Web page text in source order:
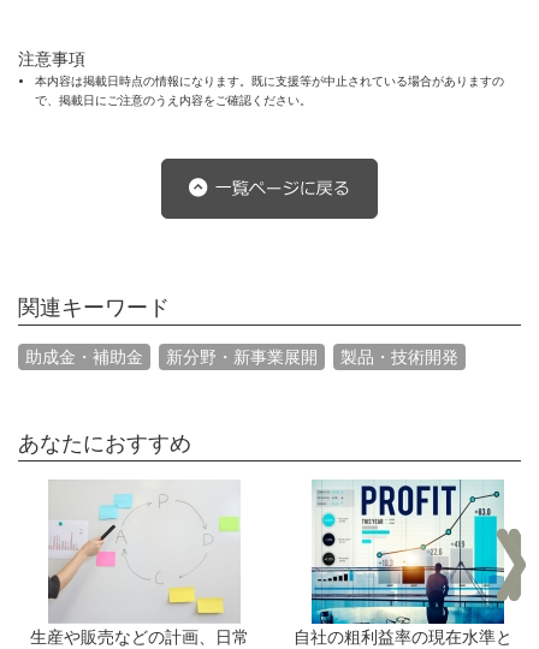
注意事項
本内容は掲載日時点の情報になります。既に支援等が中止されている場合がありますの
で、掲載日にご注意のうえ内容をご確認ください。
関連キーワード
助成金・補助金 新分野・新事業展開 製品・技術開発
あなたにおすすめ
生産や販売などの計画、日常
自社の粗利益率の現在水準と